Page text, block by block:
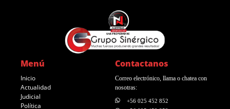
Menú
Inicio
Actualidad
Judicial
Política
Contactanos
Correo electrónico, llama o chatea con
nosotras:
+56 025 452 852